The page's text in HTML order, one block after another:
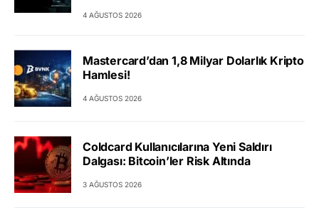
4 AĞUSTOS 2026
Mastercard’dan 1,8 Milyar Dolarlık Kripto
Hamlesi!
4 AĞUSTOS 2026
Coldcard Kullanıcılarına Yeni Saldırı
Dalgası: Bitcoin’ler Risk Altında
3 AĞUSTOS 2026